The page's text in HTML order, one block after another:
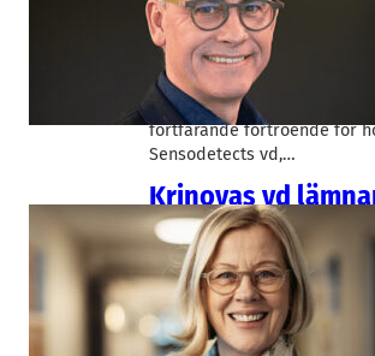
Helene Nielsen, Johan
Per-Anders Hedin
Johan Möllerström lämnar
sedan han delgivits
bedrägeri och grovt
fortfarande förtroende för
Sensodetects vd,…
Krinovas vd
Entreprenörskap
Krinova
Jonas Haak , Ulrika
Inte ens ett år på posten
Krinovas vd Ulrika
vd-rollen med omedelbar
överenskommelse med